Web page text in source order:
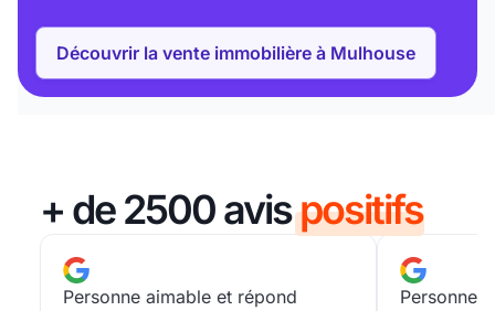
Découvrir la vente immobilière à Mulhouse
+ de 2500 avispositifs
Personne aimable et répond
Personne